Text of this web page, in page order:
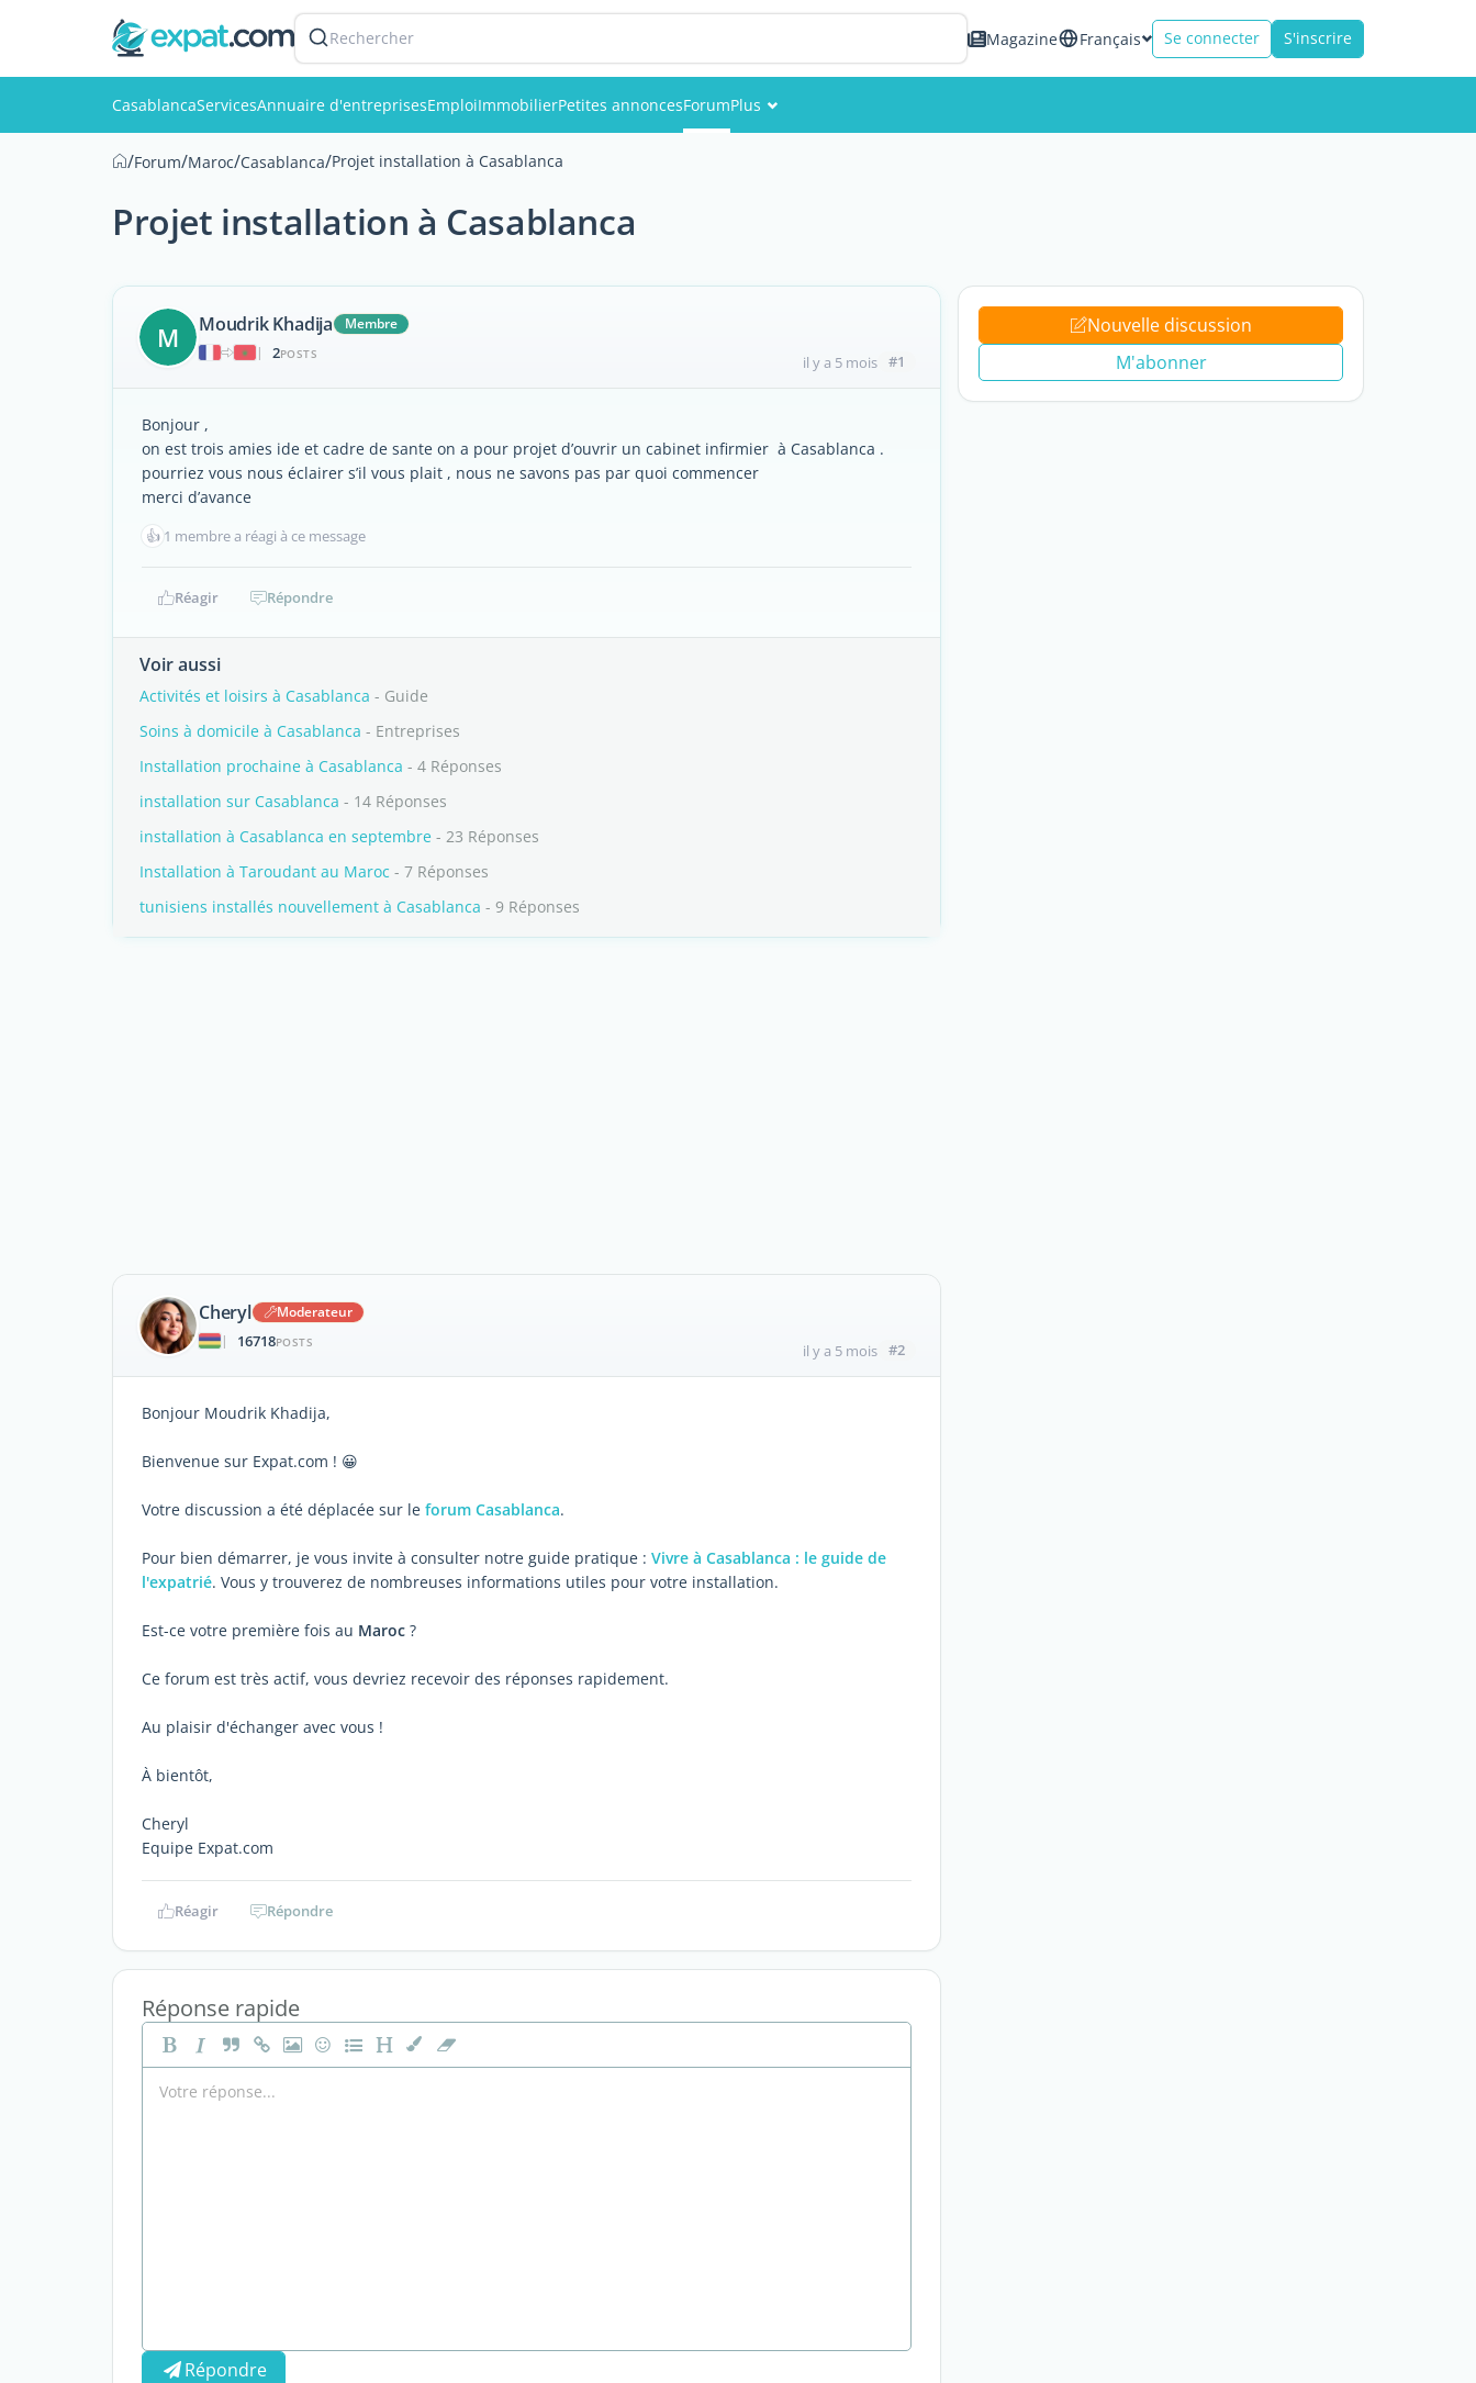
Rechercher Magazine Français Se connecter S'inscrire
CasablancaServicesAnnuaire d'entreprisesEmploiImmobilierPetites annoncesForumPlus
/Forum/Maroc/Casablanca/Projet installation à Casablanca
Projet installation à Casablanca
M Moudrik Khadija
Membre
|
2POSTS il y a 5 mois #1
Bonjour ,
on est trois amies ide et cadre de sante on a pour projet d’ouvrir un cabinet infirmier à Casablanca .
pourriez vous nous éclairer s’il vous plait , nous ne savons pas par quoi commencer
merci d’avance
👍 1 membre a réagi à ce message
Réagir Répondre
Voir aussi
Activités et loisirs à Casablanca - Guide
Soins à domicile à Casablanca - Entreprises
Installation prochaine à Casablanca - 4 Réponses
installation sur Casablanca - 14 Réponses
installation à Casablanca en septembre - 23 Réponses
Installation à Taroudant au Maroc - 7 Réponses
tunisiens installés nouvellement à Casablanca - 9 Réponses
Cheryl
Moderateur
|
16718POSTS il y a 5 mois #2
Bonjour Moudrik Khadija,
Bienvenue sur Expat.com ! 😀
Votre discussion a été déplacée sur le forum Casablanca.
Pour bien démarrer, je vous invite à consulter notre guide pratique : Vivre à Casablanca : le guide de
l'expatrié. Vous y trouverez de nombreuses informations utiles pour votre installation.
Est-ce votre première fois au Maroc ?
Ce forum est très actif, vous devriez recevoir des réponses rapidement.
Au plaisir d'échanger avec vous !
À bientôt,
Cheryl
Equipe Expat.com
Réagir Répondre
Réponse rapide
Répondre
Nouvelle discussion
M'abonner